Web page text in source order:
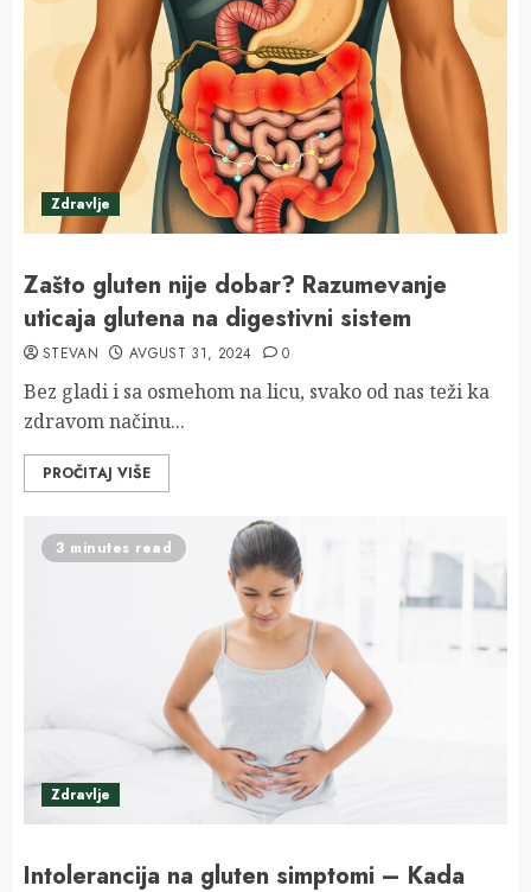
Zdravlje
Zašto gluten nije dobar? Razumevanje
uticaja glutena na digestivni sistem
STEVAN AVGUST 31, 2024 0
Bez gladi i sa osmehom na licu, svako od nas teži ka
zdravom načinu...
PROČITAJ VIŠE
3 minutes read
Zdravlje
Intolerancija na gluten simptomi – Kada